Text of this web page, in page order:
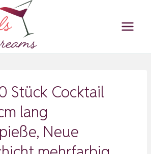
Stück Cocktail
lang
Neue